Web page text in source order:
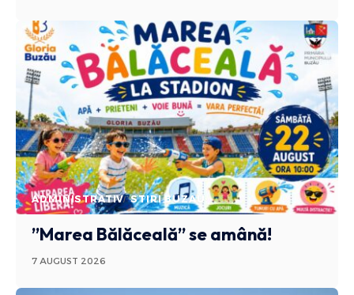
ADMINISTRATIV STIRI BUZAU
”Marea Bălăceală” se amână!
7 AUGUST 2026